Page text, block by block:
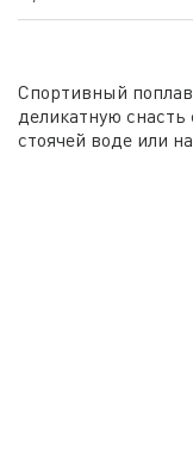
Спортивный
деликатную
стоячей воде или